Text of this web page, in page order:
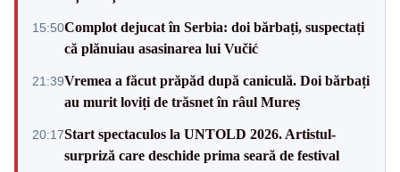
15:50Complot dejucat în Serbia: doi bărbați, suspectați
că plănuiau asasinarea lui Vučić
21:39Vremea a făcut prăpăd după caniculă. Doi bărbați
au murit loviți de trăsnet în râul Mureș
20:17Start spectaculos la UNTOLD 2026. Artistul-
surpriză care deschide prima seară de festival